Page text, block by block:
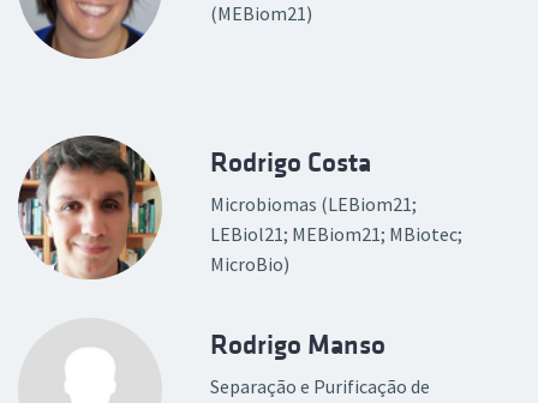
(MEBiom21)
Rodrigo Costa
Microbiomas (LEBiom21;
LEBiol21; MEBiom21; MBiotec;
MicroBio)
Rodrigo Manso
Separação e Purificação de